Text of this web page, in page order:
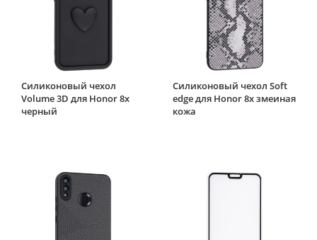
Силиконовый чехол
Volume 3D для Honor 8x
черный
Силиконовый чехол Soft
edge для Honor 8x змеиная
кожа